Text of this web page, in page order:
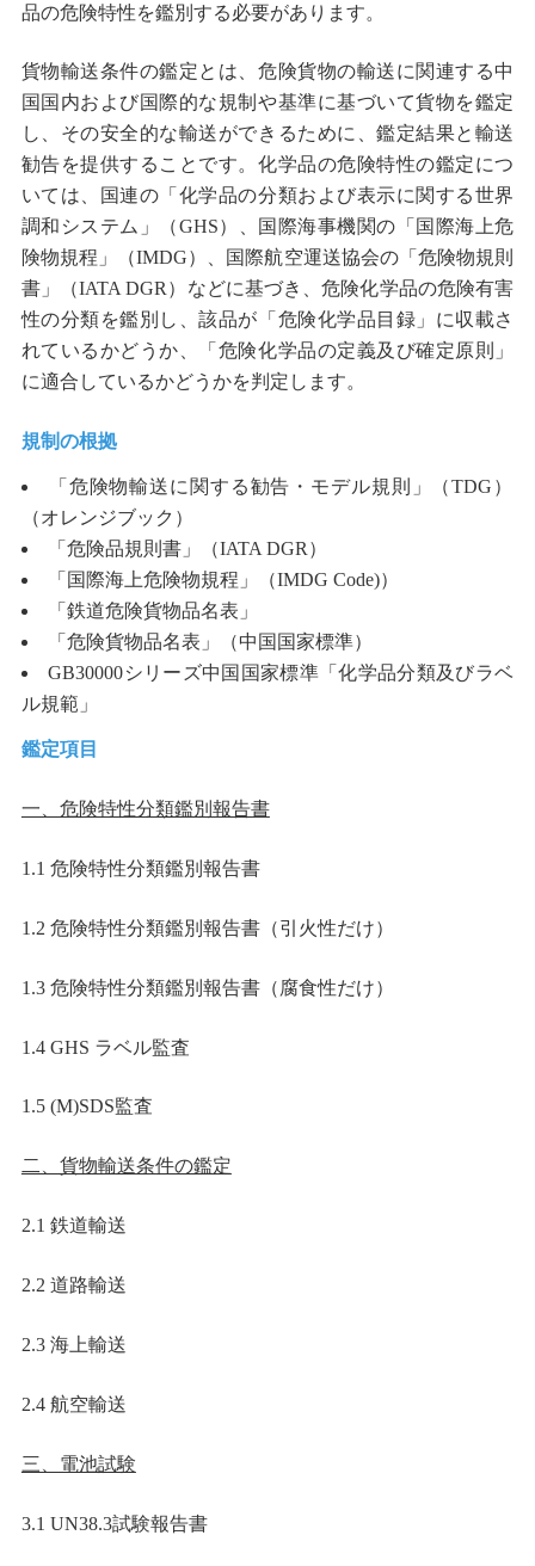
品の危険特性を鑑別する必要があります。
貨物輸送条件の鑑定とは、危険貨物の輸送に関連する中
国国内および国際的な規制や基準に基づいて貨物を鑑定
し、その安全的な輸送ができるために、鑑定結果と輸送
勧告を提供することです。化学品の危険特性の鑑定につ
いては、国連の「化学品の分類および表示に関する世界
調和システム」（GHS）、国際海事機関の「国際海上危
険物規程」（IMDG）、国際航空運送協会の「危険物規則
書」（IATA DGR）などに基づき、危険化学品の危険有害
性の分類を鑑別し、該品が「危険化学品目録」に収載さ
れているかどうか、「危険化学品の定義及び確定原則」
に適合しているかどうかを判定します。
規制の根拠
「危険物輸送に関する勧告・モデル規則」（TDG ）
（オレンジブック）
「危険品規則書」（IATA DGR ）
「国際海上危険物規程」（IMDG Code)）
「鉄道危険貨物品名表」
「危険貨物品名表」（中国国家標準）
GB30000シリーズ中国国家標準「化学品分類及びラベ
ル規範」
鑑定項目
一、危険特性分類鑑別報告書
1.1 危険特性分類鑑別報告書
1.2 危険特性分類鑑別報告書（引火性だけ）
1.3 危険特性分類鑑別報告書（腐食性だけ）
1.4 GHS ラベル監査
1.5 (M)SDS監査
二、貨物輸送条件の鑑定
2.1 鉄道輸送
2.2 道路輸送
2.3 海上輸送
2.4 航空輸送
三、電池試験
3.1 UN38.3試験報告書